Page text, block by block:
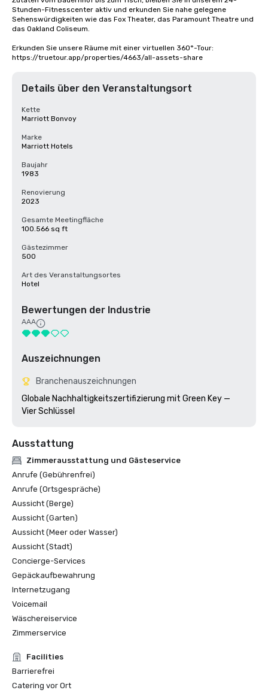
Stunden-Fitnesscenter aktiv und erkunden Sie nahe gelegene
Sehenswürdigkeiten wie das Fox Theater, das Paramount Theatre und
das Oakland Coliseum.
Erkunden Sie unsere Räume mit einer virtuellen 360°-Tour:
https://truetour.app/properties/4663/all-assets-share
Details über den Veranstaltungsort
Kette
Marriott Bonvoy
Marke
Marriott Hotels
Baujahr
1983
Renovierung
2023
Gesamte Meetingfläche
100.566 sq ft
Gästezimmer
500
Art des Veranstaltungsortes
Hotel
Bewertungen der Industrie
AAA
Auszeichnungen
Branchenauszeichnungen
Globale Nachhaltigkeitszertifizierung mit Green Key —
Vier Schlüssel
Ausstattung
Zimmerausstattung und Gästeservice
Anrufe (Gebührenfrei)
Anrufe (Ortsgespräche)
Aussicht (Berge)
Aussicht (Garten)
Aussicht (Meer oder Wasser)
Aussicht (Stadt)
Concierge-Services
Gepäckaufbewahrung
Internetzugang
Voicemail
Wäschereiservice
Zimmerservice
Facilities
Barrierefrei
Catering vor Ort